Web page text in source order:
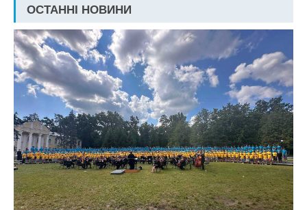
ОСТАННІ НОВИНИ